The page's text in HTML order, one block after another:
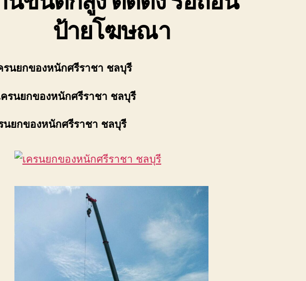
ป้ายโฆษณา
รนยกของหนักศรีราชา ชลบุรี
ครนยกของหนักศรีราชา ชลบุรี
นยกของหนักศรีราชา ชลบุรี